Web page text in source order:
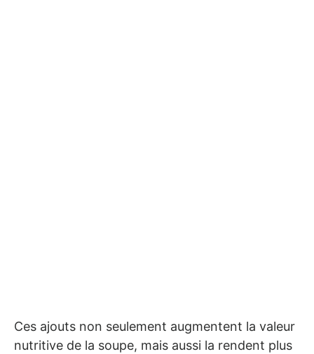
Ces ajouts non seulement augmentent la valeur
nutritive de la soupe, mais aussi la rendent plus